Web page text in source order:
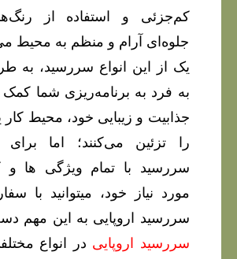
کم‌جزئی و استفاده از
جلوه‌ای آرام و منظم به محیط
یک از این انواع سررسید، به
به فرد به برنامه‌ریزی شما کمک
جذابیت و زیبایی خود، محیط کار
را تزئین می‌کنند؛ اما
سررسید با تمام ویژگی ها و
مورد نیاز خود، میتوانید با
سررسید اروپایی به این مهم
سررسید اروپایی در انواع